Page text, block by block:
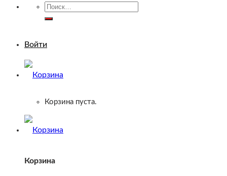
Искать:
Войти
Корзина пуста.
Корзина